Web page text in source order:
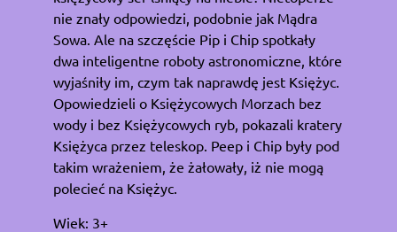
nie znały odpowiedzi, podobnie jak Mądra
Sowa. Ale na szczęście Pip i Chip spotkały
dwa inteligentne roboty astronomiczne, które
wyjaśniły im, czym tak naprawdę jest Księżyc.
Opowiedzieli o Księżycowych Morzach bez
wody i bez Księżycowych ryb, pokazali kratery
Księżyca przez teleskop. Peep i Chip były pod
takim wrażeniem, że żałowały, iż nie mogą
polecieć na Księżyc.
Wiek: 3+